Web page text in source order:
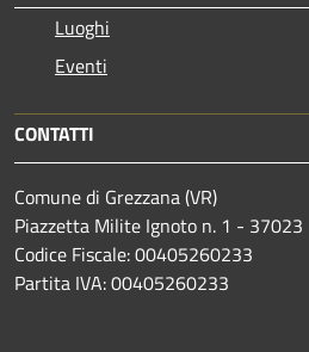
Luoghi
Eventi
CONTATTI
Comune di Grezzana (VR)
Piazzetta Milite Ignoto n. 1 - 37023
Codice Fiscale: 00405260233
Partita IVA: 00405260233